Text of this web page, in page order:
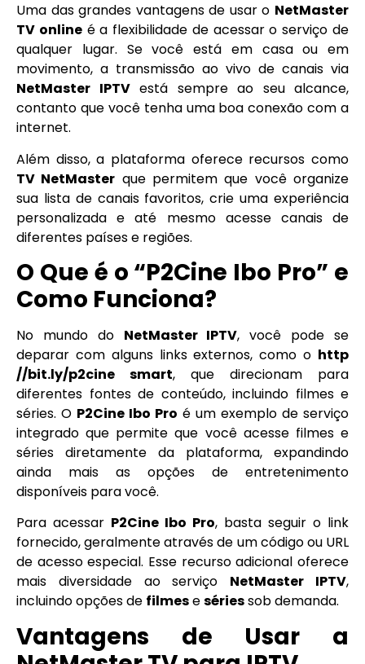
Uma das grandes vantagens de usar o NetMaster
TV onlineé a flexibilidade de acessar o serviço de
qualquer lugar. Se você está em casa ou em
movimento, a transmissão ao vivo de canais via
NetMaster IPTVestá sempre ao seu alcance,
contanto que você tenha uma boa conexão com a
internet.
Além disso, a plataforma oferece recursos como
TV NetMaster que permitem que você organize
sua lista de canais favoritos, crie uma experiência
personalizada e até mesmo acesse canais de
diferentes países e regiões.
O Que é o “P2Cine Ibo Pro” e
Como Funciona?
No mundo do NetMaster IPTV, você pode se
deparar com alguns links externos, como o http
//bit.ly/p2cine smart, que direcionam para
diferentes fontes de conteúdo, incluindo filmes e
séries. O P2Cine Ibo Pro é um exemplo de serviço
integrado que permite que você acesse filmes e
séries diretamente da plataforma, expandindo
ainda mais as opções de entretenimento
disponíveis para você.
Para acessar P2Cine Ibo Pro, basta seguir o link
fornecido, geralmente através de um código ou URL
de acesso especial. Esse recurso adicional oferece
mais diversidade ao serviço NetMaster IPTV,
incluindo opções de filmesesériessob demanda.
Vantagens de Usar a